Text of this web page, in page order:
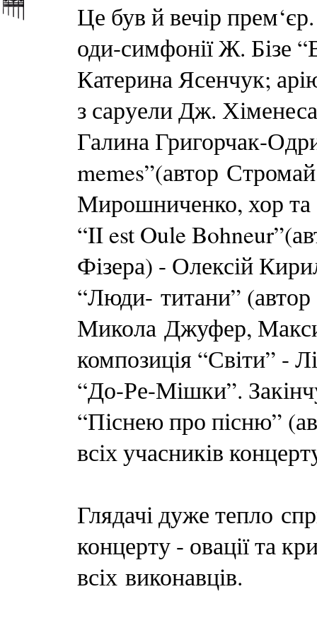
Це був й вечір
оди-симфонії Ж. Бізе
Катерина Ясенчук;
з саруели Дж.
Галина Григорчак-
memes”(автор
Мирошниченко, хор та
“II est Oule
Фізера) - Олексій
“Люди- титани” (автор
Микола Джуфер,
композиція “Світи” -
“До-Ре-Мішки”.
“Піснею про пісню”
всіх учасників
Глядачі дуже тепло
концерту - овації та
всіх виконавців.